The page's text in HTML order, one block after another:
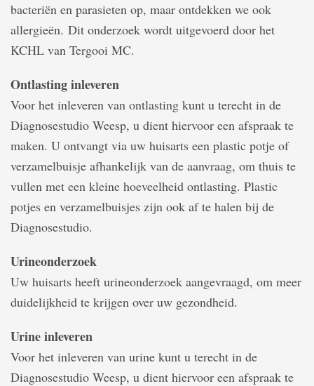
bacteriën en parasieten op, maar ontdekken we ook
allergieën. Dit onderzoek wordt uitgevoerd door het
KCHL van Tergooi MC.
Ontlasting inleveren
Voor het inleveren van ontlasting kunt u terecht in de
Diagnosestudio Weesp, u dient hiervoor een afspraak te
maken. U ontvangt via uw huisarts een plastic potje of
verzamelbuisje afhankelijk van de aanvraag, om thuis te
vullen met een kleine hoeveelheid ontlasting. Plastic
potjes en verzamelbuisjes zijn ook af te halen bij de
Diagnosestudio.
Urineonderzoek
Uw huisarts heeft urineonderzoek aangevraagd, om meer
duidelijkheid te krijgen over uw gezondheid.
Urine inleveren
Voor het inleveren van urine kunt u terecht in de
Diagnosestudio Weesp, u dient hiervoor een afspraak te